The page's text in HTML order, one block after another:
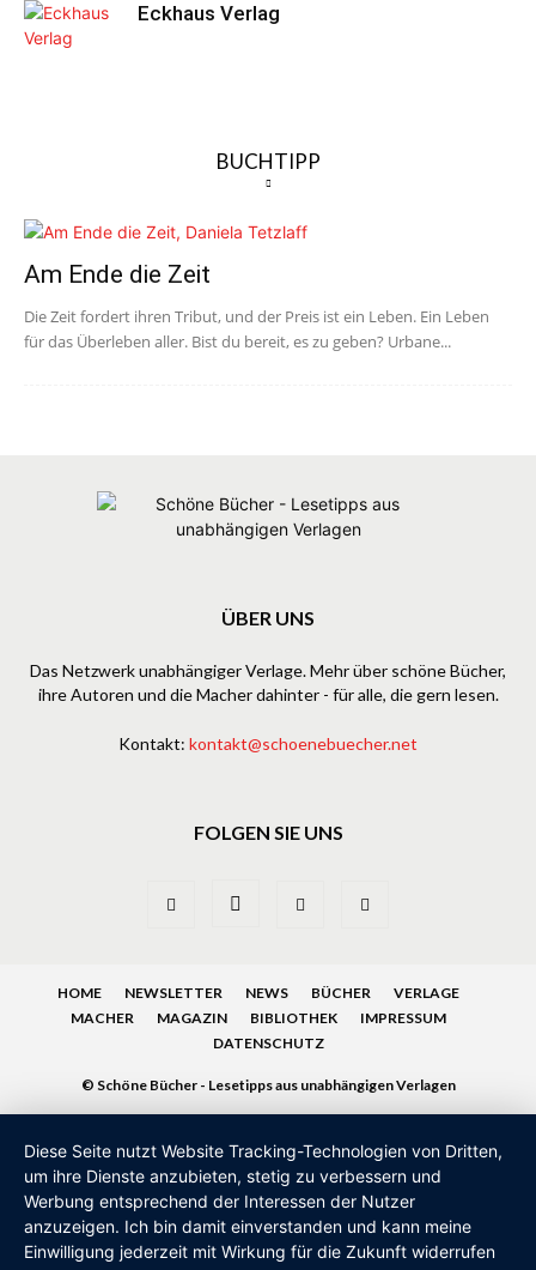
Eckhaus Verlag
BUCHTIPP
Am Ende die Zeit
Die Zeit fordert ihren Tribut, und der Preis ist ein Leben. Ein Leben
für das Überleben aller. Bist du bereit, es zu geben? Urbane...
ÜBER UNS
Das Netzwerk unabhängiger Verlage. Mehr über schöne Bücher,
ihre Autoren und die Macher dahinter - für alle, die gern lesen.
Kontakt: kontakt@schoenebuecher.net
FOLGEN SIE UNS
HOME NEWSLETTER NEWS BÜCHER
VERLAGE
MACHER
MAGAZIN BIBLIOTHEK
IMPRESSUM
DATENSCHUTZ
© Schöne Bücher - Lesetipps aus unabhängigen Verlagen
Diese Seite nutzt Website Tracking-Technologien von Dritten,
um ihre Dienste anzubieten, stetig zu verbessern und
Werbung entsprechend der Interessen der Nutzer
anzuzeigen. Ich bin damit einverstanden und kann meine
Einwilligung jederzeit mit Wirkung für die Zukunft widerrufen